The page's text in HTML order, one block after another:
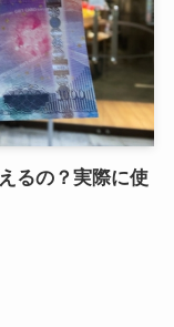
るの？実際に使